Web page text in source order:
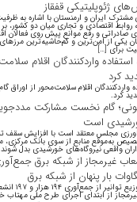
ژئوپلیتیکی قفقاز
مشترک ایران و ارمنستان با اشاره به
اقتصادی و تجاری میان دو کشور،
و رفع موانع پیش روی فعالان
یکی از امن‌ترین و کم‌حاشیه‌ترین
برای […]
واردکنندگان اقلام
کرد
واردکنندگان اقلام سلامت‌محور از اوراق
میلیونی؛ گام نخست مشارکت
است
به‌موقع منابع از سوی بانک مرکزی،
واقعی نیروگاه‌های خورشیدی بدل
انشعاب غیرمجاز از شبکه برق
معاون